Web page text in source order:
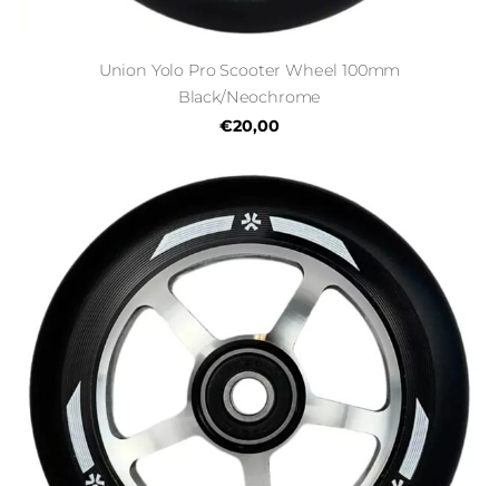
Union Yolo Pro Scooter Wheel 100mm
Black/Neochrome
€20,00